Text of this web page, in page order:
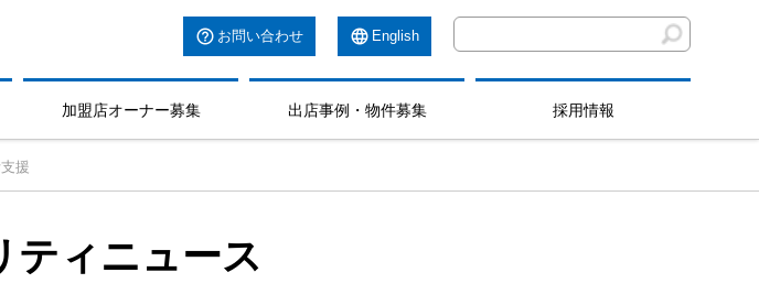
お問い合わせ English
加盟店オーナー募集 出店事例・物件募集 採用情報
援
ティニュース